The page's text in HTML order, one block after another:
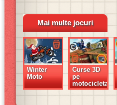
Mai multe jocuri
Winter
Moto
Curse 3D
pe
motocicleta